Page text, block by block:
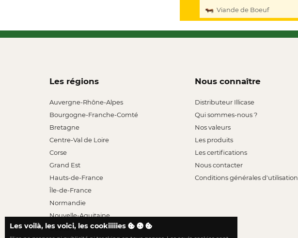
Viande de Boeuf
Les régions
Auvergne-Rhône-Alpes
Bourgogne-Franche-Comté
Bretagne
Centre-Val de Loire
Corse
Grand Est
Hauts-de-France
Île-de-France
Normandie
Nouvelle-Aquitaine
Occitanie
Nous connaître
Distributeur Illicase
Qui sommes-nous ?
Nos valeurs
Les produits
Les certifications
Nous contacter
Conditions générales d'utilisation
Les voilà, les voici, les cookiiiiies